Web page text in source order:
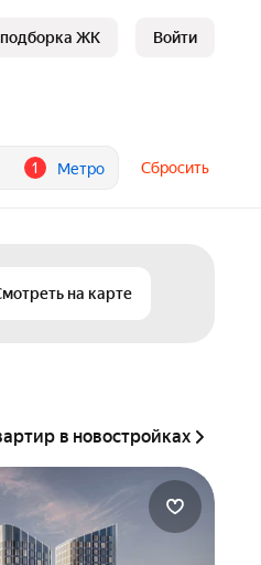
ЖК Войти
1 Метро Сбросить
на карте
в новостройках